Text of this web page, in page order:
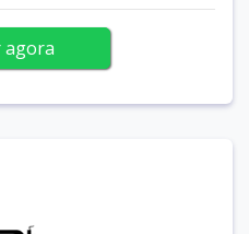
agora